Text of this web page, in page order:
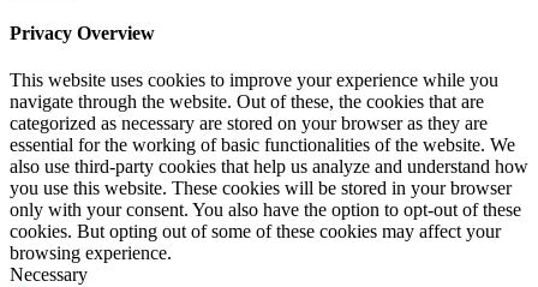
Privacy Overview
This website uses cookies to improve your experience while you
navigate through the website. Out of these, the cookies that are
categorized as necessary are stored on your browser as they are
essential for the working of basic functionalities of the website. We
also use third-party cookies that help us analyze and understand how
you use this website. These cookies will be stored in your browser
only with your consent. You also have the option to opt-out of these
cookies. But opting out of some of these cookies may affect your
browsing experience.
Necessary